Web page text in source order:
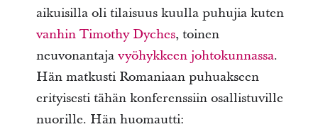
aikuisilla oli tilaisuus kuulla puhujia kuten
vanhin Timothy Dyches, toinen
neuvonantaja vyöhykkeen johtokunnassa.
Hän matkusti Romaniaan puhuakseen
erityisesti tähän konferenssiin osallistuville
nuorille. Hän huomautti: